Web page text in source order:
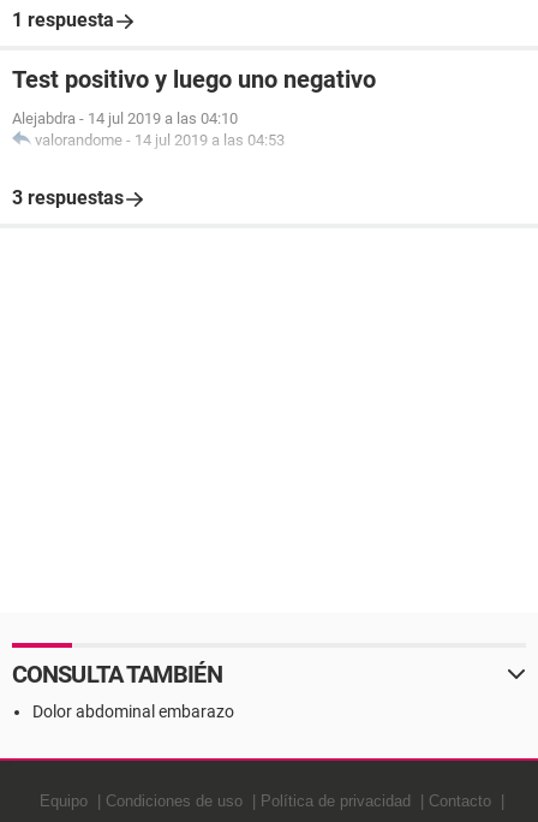
1 respuesta
Test positivo y luego uno negativo
Alejabdra - 14 jul 2019 a las 04:10
valorandome - 14 jul 2019 a las 04:53
3 respuestas
CONSULTA TAMBIÉN
Dolor abdominal embarazo
Equipo Condiciones de uso Política de privacidad Contacto